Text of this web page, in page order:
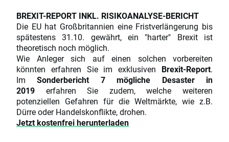
BREXIT-REPORT INKL. RISIKOANALYSE-BERICHT
Die EU hat Großbritannien eine Fristverlängerung bis
spätestens 31.10. gewährt, ein "harter" Brexit ist
theoretisch noch möglich.
Wie Anleger sich auf einen solchen vorbereiten
könnten erfahren Sie im exklusiven Brexit-Report.
ImSonderbericht 7 mögliche Desaster in
2019 erfahren Sie zudem, welche weiteren
potenziellen Gefahren für die Weltmärkte, wie z.B.
Dürre oder Handelskonflikte, drohen.
Jetzt kostenfrei herunterladen